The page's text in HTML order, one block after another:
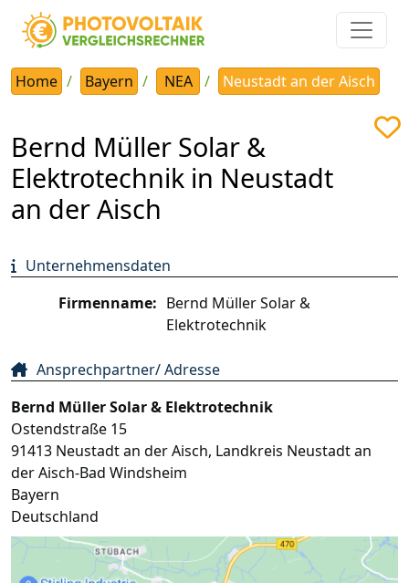
Home Bayern NEA Neustadt an der Aisch
Bernd Müller Solar &
Elektrotechnik in Neustadt
an der Aisch
Unternehmensdaten
Firmenname: Bernd Müller Solar &
Elektrotechnik
Ansprechpartner/ Adresse
Bernd Müller Solar & Elektrotechnik
Ostendstraße 15
91413 Neustadt an der Aisch, Landkreis Neustadt an
der Aisch-Bad Windsheim
Bayern
Deutschland